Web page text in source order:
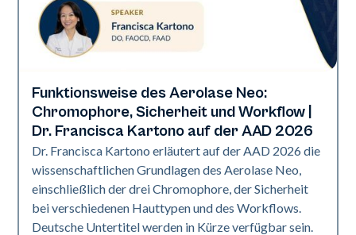
Neo Elite | Präsentationen
Funktionsweise des Aerolase Neo:
Chromophore, Sicherheit und Workflow |
Dr. Francisca Kartono auf der AAD 2026
Dr. Francisca Kartono erläutert auf der AAD 2026 die
wissenschaftlichen Grundlagen des Aerolase Neo,
einschließlich der drei Chromophore, der Sicherheit
bei verschiedenen Hauttypen und des Workflows.
Deutsche Untertitel werden in Kürze verfügbar sein.